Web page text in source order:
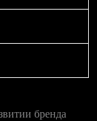
бренда